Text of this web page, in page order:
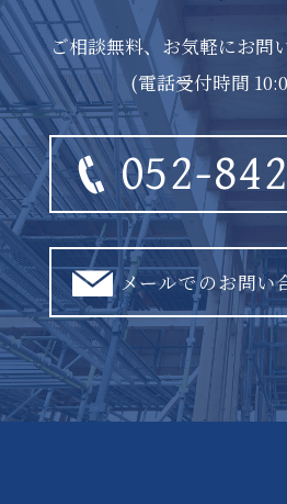
ご相談無料、お気軽にお問
(電話受付時間
052-
メールでのお問い